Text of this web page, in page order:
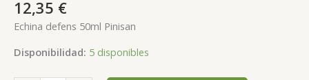
12,35 €
Echina defens 50ml Pinisan
Disponibilidad: 5 disponibles